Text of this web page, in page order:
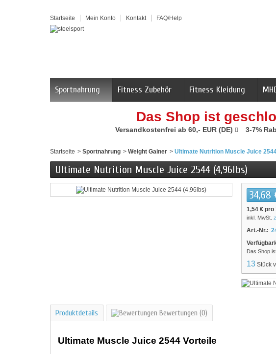
Startseite Mein Konto Kontakt FAQ/Help
Sportnahrung Fitness Zubehör Fitness Kleidung
Das Shop ist
Versandkostenfrei ab 60,- EUR (DE) 3-7%
Startseite > Sportnahrung > Weight Gainer > Ultimate Nutrition Muscle Juice
Ultimate Nutrition Muscle Juice 2544 (4,96lbs)
34,68
1,54 € pro
inkl. MwSt.
Art.-Nr.:
Das Shop
13 Stück
Produktdetails Bewertungen (0)
Ultimate Muscle Juice 2544 Vorteile